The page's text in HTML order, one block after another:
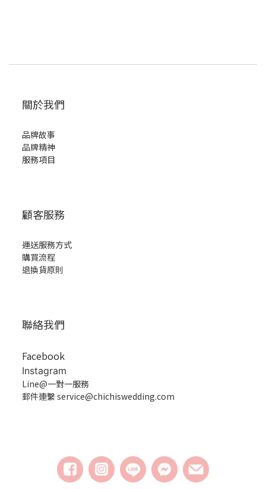
關於我們
品牌故事
品牌精神
服務項目
顧客服務
運送服務方式
購買流程
退換貨原則
聯絡我們
Facebook
Instagram
Line@一對一服務
郵件連繫 service@chichiswedding.com